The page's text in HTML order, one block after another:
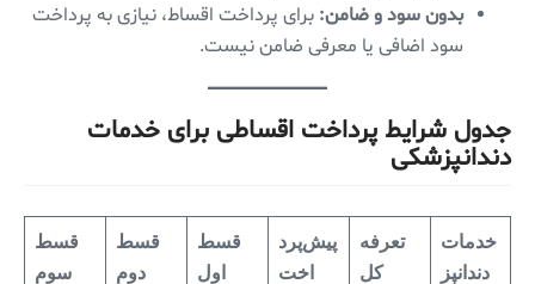
بدون سود و ضامن: برای پرداخت اقساط، نیازی به پرداخت
سود اضافی یا معرفی ضامن نیست.
جدول شرایط پرداخت اقساطی برای خدمات
دندانپزشکی
خدمات
دندانپز
تعرفه
کل
پیش‌پرد
اخت
قسط
اول
قسط
دوم
قسط
سوم